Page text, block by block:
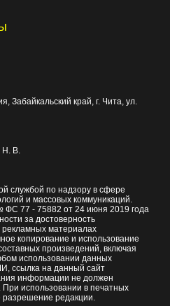
Забайкальский край, г. Чита ул.
Н. В.
службой по надзору в сфере
и массовых коммуникаций.
77 - 75882 от 24 июня 2019 года
за достоверность
материалах
копирование и использование
произведений, включая
использовании данных
ссылка на данный сайт
информации не должен
использовании в печатных
редакции.